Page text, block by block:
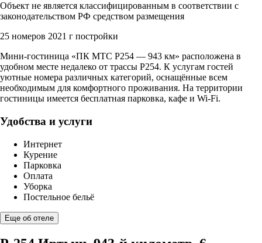
Объект не является классифицированным в соответствии с
законодательством РФ средством размещения
25 номеров 2021 г постройки
Мини-гостиница «ПК МТС Р254 — 943 км» расположена в
удобном месте недалеко от трассы Р254. К услугам гостей
уютные номера различных категорий, оснащённые всем
необходимым для комфортного проживания. На территории
гостиницы имеется бесплатная парковка, кафе и Wi-Fi.
Удобства и услуги
Интернет
Курение
Парковка
Оплата
Уборка
Постельное бельё
Еще об отеле